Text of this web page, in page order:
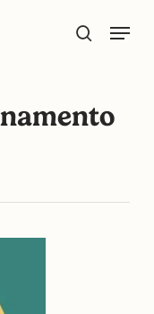
search
Menu